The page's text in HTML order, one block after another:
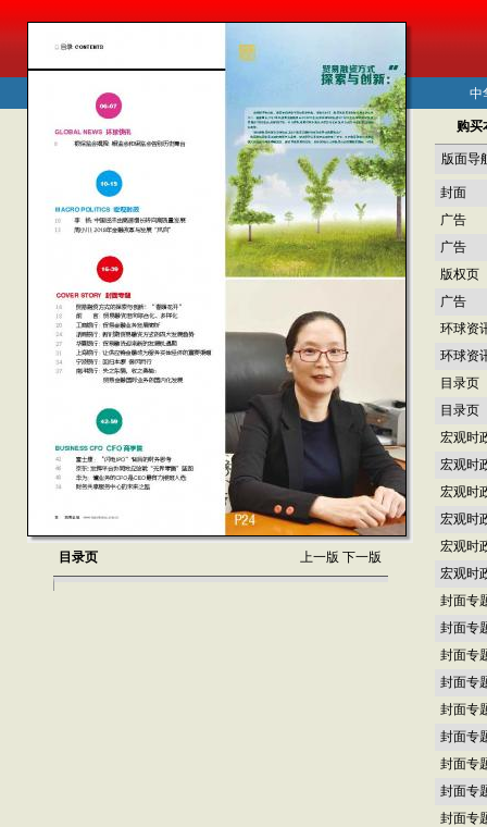
目录页 上一版 下一版
购买
版面导
封面
广告
广告
版权页
广告
环球资
环球资
目录页
目录页
宏观时
宏观时
宏观时
宏观时
宏观时
宏观时
封面专
封面专
封面专
封面专
封面专
封面专
封面专
封面专
封面专